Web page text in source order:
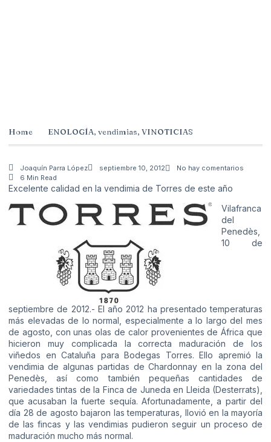
Home ENOLOGÍA, vendimias, VINOTICIAS
Joaquín Parra López septiembre 10, 2012
No hay comentarios
6 Min Read
Excelente calidad en la vendimia de Torres de este año
Vilafranca
del
Penedès,
10 de
septiembre de 2012.- El año 2012 ha presentado temperaturas
más elevadas de lo normal, especialmente a lo largo del mes
de agosto, con unas olas de calor provenientes de África que
hicieron muy complicada la correcta maduración de los
viñedos en Cataluña para Bodegas Torres. Ello apremió la
vendimia de algunas partidas de Chardonnay en la zona del
Penedès, así como también pequeñas cantidades de
variedades tintas de la Finca de Juneda en Lleida (Desterrats),
que acusaban la fuerte sequía. Afortunadamente, a partir del
día 28 de agosto bajaron las temperaturas, llovió en la mayoría
de las fincas y las vendimias pudieron seguir un proceso de
maduración mucho más normal.